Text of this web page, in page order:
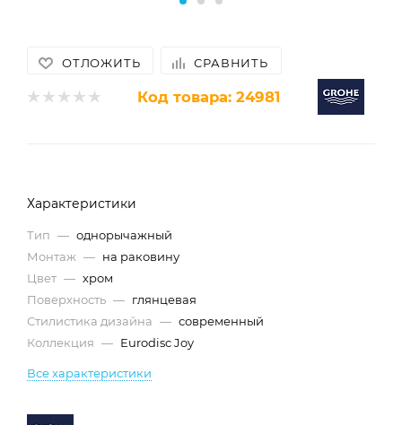
ОТЛОЖИТЬ СРАВНИТЬ
Код товара: 24981
Характеристики
Тип — однорычажный
Монтаж — на раковину
Цвет — хром
Поверхность — глянцевая
Стилистика дизайна — современный
Коллекция — Eurodisc Joy
Все характеристики